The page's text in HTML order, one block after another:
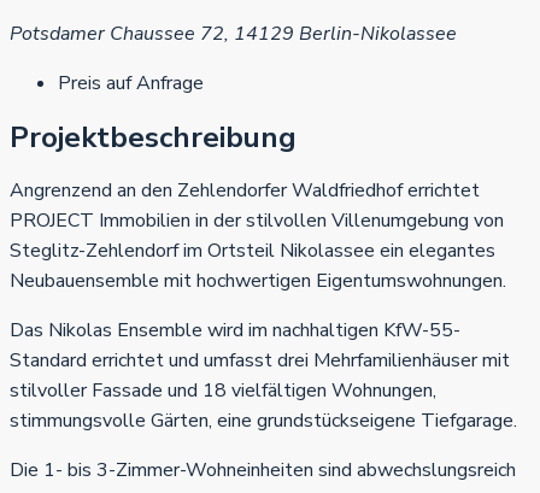
Potsdamer Chaussee 72, 14129 Berlin-Nikolassee
Preis auf Anfrage
Projektbeschreibung
Angrenzend an den Zehlendorfer Waldfriedhof errichtet
PROJECT Immobilien in der stilvollen Villenumgebung von
Steglitz-Zehlendorf im Ortsteil Nikolassee ein elegantes
Neubauensemble mit hochwertigen Eigentumswohnungen.
Das Nikolas Ensemble wird im nachhaltigen KfW-55-
Standard errichtet und umfasst drei Mehrfamilienhäuser mit
stilvoller Fassade und 18 vielfältigen Wohnungen,
stimmungsvolle Gärten, eine grundstückseigene Tiefgarage.
Die 1- bis 3-Zimmer-Wohneinheiten sind abwechslungsreich